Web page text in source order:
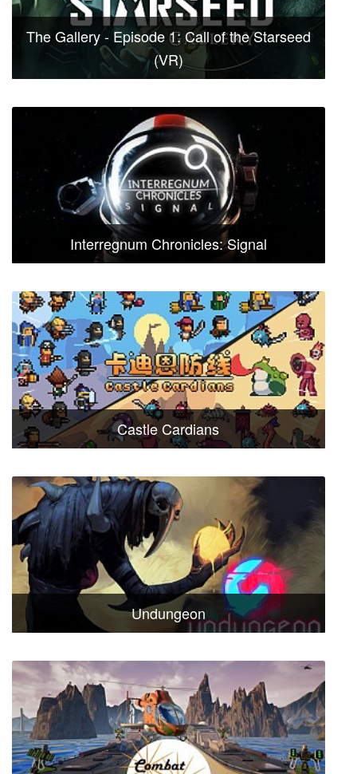
The Gallery - Episode 1: Call of the Starseed
(VR)
Interregnum Chronicles: Signal
Castle Cardians
Undungeon